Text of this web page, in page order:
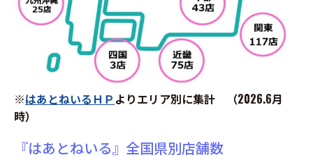
※はあとねいるＨＰ よりエリア別に集計 （2026.6月
時）
『はあとねいる』全国県別店舗数